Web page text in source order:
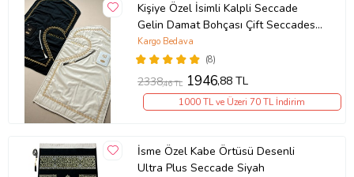
Kişiye Özel İsimli Kalpli Seccade
Gelin Damat Bohçası Çift Seccadesi
Tesbihli Çeyizlik Hediyelik Set (Çok
Renkli)
(8)
Kargo Bedava
2338,46 TL 1946,88 TL
1000 TL ve Üzeri 70 TL İndirim
İsme Özel Kabe Örtüsü Desenli
Ultra Plus Seccade Siyah